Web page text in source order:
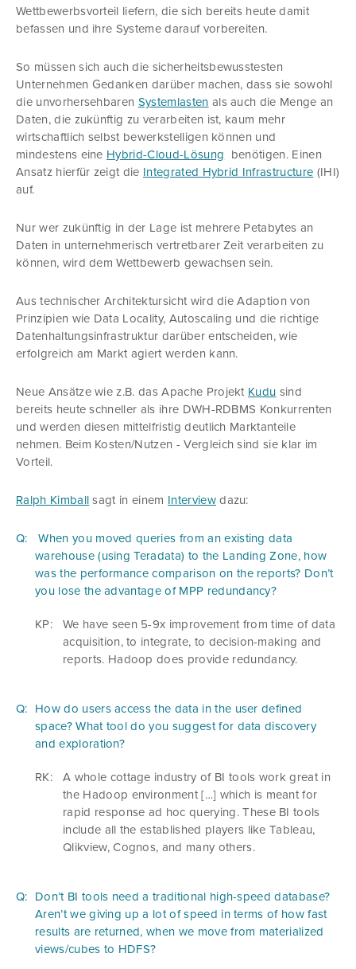
Wettbewerbsvorteil liefern, die sich bereits heute damit
befassen und ihre Systeme darauf vorbereiten.
So müssen sich auch die sicherheitsbewusstesten
Unternehmen Gedanken darüber machen, dass sie sowohl
die unvorhersehbaren Systemlasten als auch die Menge an
Daten, die zukünftig zu verarbeiten ist, kaum mehr
wirtschaftlich selbst bewerkstelligen können und
mindestens eine Hybrid-Cloud-Lösung benötigen. Einen
Ansatz hierfür zeigt die Integrated Hybrid Infrastructure (IHI)
auf.
Nur wer zukünftig in der Lage ist mehrere Petabytes an
Daten in unternehmerisch vertretbarer Zeit verarbeiten zu
können, wird dem Wettbewerb gewachsen sein.
Aus technischer Architektursicht wird die Adaption von
Prinzipien wie Data Locality, Autoscaling und die richtige
Datenhaltungsinfrastruktur darüber entscheiden, wie
erfolgreich am Markt agiert werden kann.
Neue Ansätze wie z.B. das Apache Projekt Kudu sind
bereits heute schneller als ihre DWH-RDBMS Konkurrenten
und werden diesen mittelfristig deutlich Marktanteile
nehmen. Beim Kosten/Nutzen - Vergleich sind sie klar im
Vorteil.
Ralph Kimball sagt in einem Interviewdazu:
Q:
When you moved queries from an existing data
warehouse (using Teradata) to the Landing Zone, how
was the performance comparison on the reports? Don’t
you lose the advantage of MPP redundancy?
KP:
We have seen 5-9x improvement from time of data
acquisition, to integrate, to decision-making and
reports. Hadoop does provide redundancy.
Q:
How do users access the data in the user defined
space? What tool do you suggest for data discovery
and exploration?
RK:
A whole cottage industry of BI tools work great in
the Hadoop environment […] which is meant for
rapid response ad hoc querying. These BI tools
include all the established players like Tableau,
Qlikview, Cognos, and many others.
Q:
Don’t BI tools need a traditional high-speed database?
Aren’t we giving up a lot of speed in terms of how fast
results are returned, when we move from materialized
views/cubes to HDFS?